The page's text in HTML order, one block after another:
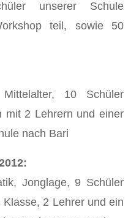
unserer Schule
teil, sowie 50
10 Schüler
mit 2 Lehrern und einer
nach Bari
Jonglage, 9 Schüler
2 Lehrer und ein